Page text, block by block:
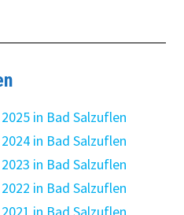
in Bad Salzuflen
in Bad Salzuflen
in Bad Salzuflen
in Bad Salzuflen
in Bad Salzuflen